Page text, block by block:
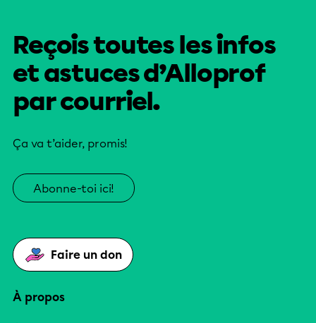
Reçois toutes les infos
et astuces d’Alloprof
par courriel.
Ça va t’aider, promis!
Abonne-toi ici!
Faire un don
À propos